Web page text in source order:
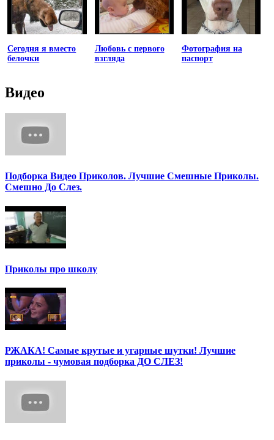
Сегодня я вместо
белочки
Любовь с первого
взгляда
Фотография на
паспорт
Видео
Подборка Видео Приколов. Лучшие Смешные Приколы.
Смешно До Слез.
Приколы про школу
РЖАКА! Самые крутые и угарные шутки! Лучшие
приколы - чумовая подборка ДО СЛЕЗ!